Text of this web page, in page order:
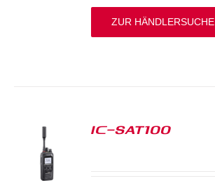
ZUR HÄNDLERSUCHE
IC-SAT100